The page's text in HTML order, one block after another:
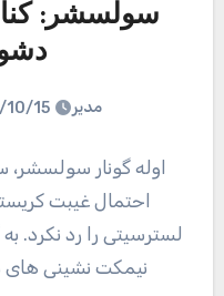
سولسشر:
مدیر 10/15
اوله گونار سولسشر،
احتمال غیبت
لسترسیتی را رد نکرد.
نیمکت نشینی های